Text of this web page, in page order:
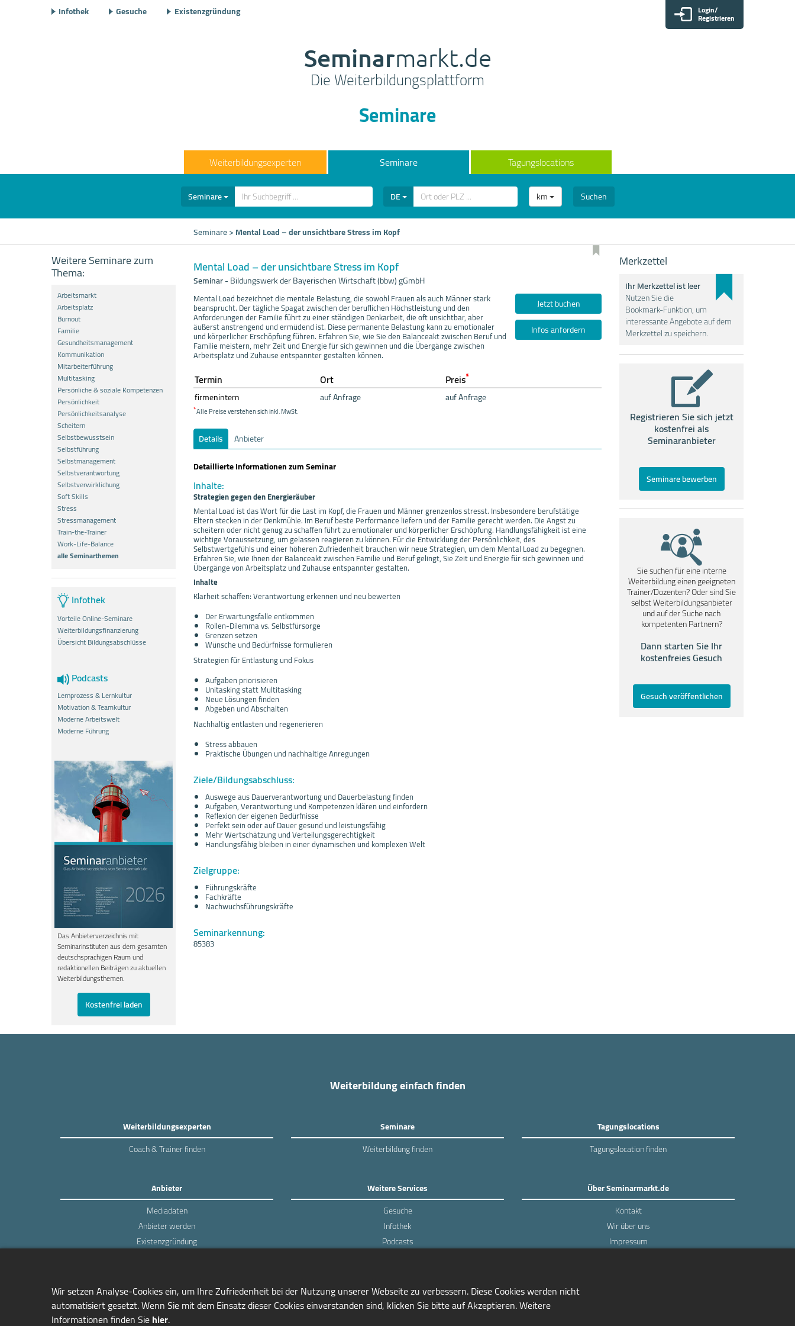
Infothek Gesuche Existenzgründung Login/
Registrieren
Seminarmarkt.de
Die Weiterbildungsplattform
Seminare
Weiterbildungsexperten Seminare Tagungslocations
Seminare DE km Suchen
Seminare>Mental Load – der unsichtbare Stress im Kopf
Weitere Seminare zum
Thema:
Arbeitsmarkt
Arbeitsplatz
Burnout
Familie
Gesundheitsmanagement
Kommunikation
Mitarbeiterführung
Multitasking
Persönliche & soziale Kompetenzen
Persönlichkeit
Persönlichkeitsanalyse
Scheitern
Selbstbewusstsein
Selbstführung
Selbstmanagement
Selbstverantwortung
Selbstverwirklichung
Soft Skills
Stress
Stressmanagement
Train-the-Trainer
Work-Life-Balance
alle Seminarthemen
Infothek
Vorteile Online-Seminare
Weiterbildungsfinanzierung
Übersicht Bildungsabschlüsse
Podcasts
Lernprozess & Lernkultur
Motivation & Teamkultur
Moderne Arbeitswelt
Moderne Führung
Das Anbieterverzeichnis mit
Seminarinstituten aus dem gesamten
deutschsprachigen Raum und
redaktionellen Beiträgen zu aktuellen
Weiterbildungsthemen.
Kostenfrei laden
Mental Load – der unsichtbare Stress im Kopf
Seminar-Bildungswerk der Bayerischen Wirtschaft (bbw) gGmbH
Mental Load bezeichnet die mentale Belastung, die sowohl Frauen als auch Männer stark
beansprucht. Der tägliche Spagat zwischen der beruflichen Höchstleistung und den
Anforderungen der Familie führt zu einer ständigen Denkarbeit, die oft unsichtbar, aber
äußerst anstrengend und ermüdend ist. Diese permanente Belastung kann zu emotionaler
und körperlicher Erschöpfung führen. Erfahren Sie, wie Sie den Balanceakt zwischen Beruf und
Familie meistern, mehr Zeit und Energie für sich gewinnen und die Übergänge zwischen
Arbeitsplatz und Zuhause entspannter gestalten können.
Jetzt buchen
Infos anfordern
Termin Ort Preis*
firmenintern auf Anfrage auf Anfrage
*Alle Preise verstehen sich inkl. MwSt.
Details
Anbieter
Detaillierte Informationen zum Seminar
Inhalte:
Strategien gegen den Energieräuber
Mental Load ist das Wort für die Last im Kopf, die Frauen und Männer grenzenlos stresst. Insbesondere berufstätige
Eltern stecken in der Denkmühle. Im Beruf beste Performance liefern und der Familie gerecht werden. Die Angst zu
scheitern oder nicht genug zu schaffen führt zu emotionaler und körperlicher Erschöpfung. Handlungsfähigkeit ist eine
wichtige Voraussetzung, um gelassen reagieren zu können. Für die Entwicklung der Persönlichkeit, des
Selbstwertgefühls und einer höheren Zufriedenheit brauchen wir neue Strategien, um dem Mental Load zu begegnen.
Erfahren Sie, wie Ihnen der Balanceakt zwischen Familie und Beruf gelingt, Sie Zeit und Energie für sich gewinnen und
Übergänge von Arbeitsplatz und Zuhause entspannter gestalten.
Inhalte
Klarheit schaffen: Verantwortung erkennen und neu bewerten
Der Erwartungsfalle entkommen
Rollen-Dilemma vs. Selbstfürsorge
Grenzen setzen
Wünsche und Bedürfnisse formulieren
Strategien für Entlastung und Fokus
Aufgaben priorisieren
Unitasking statt Multitasking
Neue Lösungen finden
Abgeben und Abschalten
Nachhaltig entlasten und regenerieren
Stress abbauen
Praktische Übungen und nachhaltige Anregungen
Ziele/Bildungsabschluss:
Auswege aus Dauerverantwortung und Dauerbelastung finden
Aufgaben, Verantwortung und Kompetenzen klären und einfordern
Reflexion der eigenen Bedürfnisse
Perfekt sein oder auf Dauer gesund und leistungsfähig
Mehr Wertschätzung und Verteilungsgerechtigkeit
Handlungsfähig bleiben in einer dynamischen und komplexen Welt
Zielgruppe:
Führungskräfte
Fachkräfte
Nachwuchsführungskräfte
Seminarkennung:
85383
Merkzettel
Ihr Merkzettel ist leer
Nutzen Sie die
Bookmark-Funktion, um
interessante Angebote auf dem
Merkzettel zu speichern.
Registrieren Sie sich jetzt
kostenfrei als
Seminaranbieter
Seminare bewerben
Sie suchen für eine interne
Weiterbildung einen geeigneten
Trainer/Dozenten? Oder sind Sie
selbst Weiterbildungsanbieter
und auf der Suche nach
kompetenten Partnern?
Dann starten Sie Ihr
kostenfreies Gesuch
Gesuch veröffentlichen
Weiterbildung einfach finden
Weiterbildungsexperten
Coach & Trainer finden
Seminare
Weiterbildung finden
Tagungslocations
Tagungslocation finden
Anbieter
Mediadaten
Anbieter werden
Existenzgründung
Weitere Services
Gesuche
Infothek
Podcasts
Über Seminarmarkt.de
Kontakt
Wir über uns
Impressum
managerSeminare Verlags GmbH
Wir setzen Analyse-Cookies ein, um Ihre Zufriedenheit bei der Nutzung unserer Webseite zu verbessern. Diese Cookies werden nicht
automatisiert gesetzt. Wenn Sie mit dem Einsatz dieser Cookies einverstanden sind, klicken Sie bitte auf Akzeptieren. Weitere
Informationen finden Siehier.